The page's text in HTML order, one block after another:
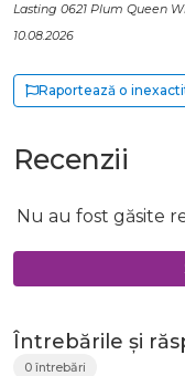
Lasting 0621 Plum Queen
10.08.2026
Raportează o
Recenzii
Nu au fost găsite
Întrebările și
0 întrebări